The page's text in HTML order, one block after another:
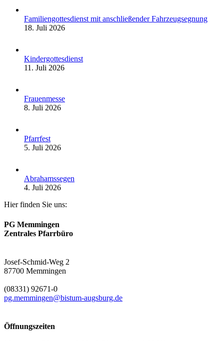
Familiengottesdienst mit anschließender Fahrzeugsegnung
18. Juli 2026
Kindergottesdienst
11. Juli 2026
Frauenmesse
8. Juli 2026
Pfarrfest
5. Juli 2026
Abrahamssegen
4. Juli 2026
Hier finden Sie uns:
PG Memmingen
Zentrales Pfarrbüro
Josef-Schmid-Weg 2
87700 Memmingen
(08331) 92671-0
pg.memmingen@bistum-augsburg.de
Öffnungszeiten